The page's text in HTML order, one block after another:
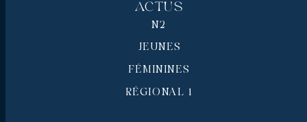
Actus
N2
JEUNES
FÉMININES
RÉGIONAL 1